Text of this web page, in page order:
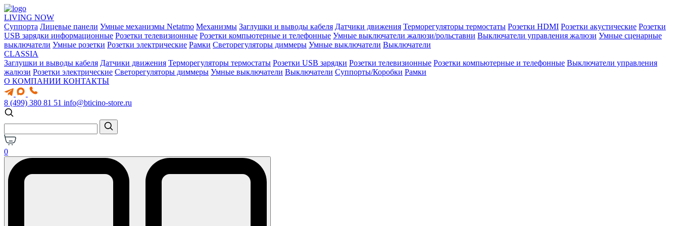
LIVING NOW
Суппорта Лицевые панели Умные механизмы Netatmo Механизмы Заглушки и выводы кабеля Датчики движения Терморегуляторы термостаты Розетки HDMI Розетки акустические Розетки
USB зарядки информационные Розетки телевизионные Розетки компьютерные и телефонные Умные выключатели жалюзи/рольставни Выключатели управления жалюзи Умные сценарные
выключатели Умные розетки Розетки электрические Рамки Светорегуляторы диммеры Умные выключатели Выключатели
CLASSIA
Заглушки и выводы кабеля Датчики движения Терморегуляторы термостаты Розетки USB зарядки Розетки телевизионные Розетки компьютерные и телефонные Выключатели управления
жалюзи Розетки электрические Светорегуляторы диммеры Умные выключатели Выключатели Суппорты/Коробки Рамки
О КОМПАНИИ КОНТАКТЫ
8 (499) 380 81 51 info@bticino-store.ru
0